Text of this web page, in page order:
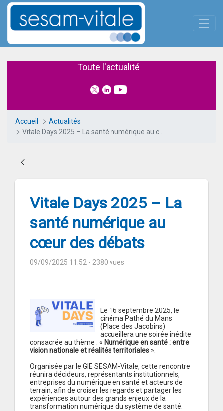
Saut au contenu principal
Vitale Days 2025 – La santé
Toute l'actualité
Accueil
Actualités
Vitale Days 2025 – La santé numérique au cœur des débats
Vitale Days 2025 – La
santé numérique au
cœur des débats
09/09/2025 11:52 - 2380 vues
Le 16 septembre 2025, le
cinéma Pathé du Mans
(Place des Jacobins)
accueillera une soirée inédite
consacrée au thème : « Numérique en santé : entre
vision nationale et réalités territoriales ».
Organisée par le GIE SESAM-Vitale, cette rencontre
réunira décideurs, représentants institutionnels,
entreprises du numérique en santé et acteurs de
terrain, afin de croiser les regards et partager les
expériences autour des grands enjeux de la
transformation numérique du système de santé.
Panneau de gestion des cookies